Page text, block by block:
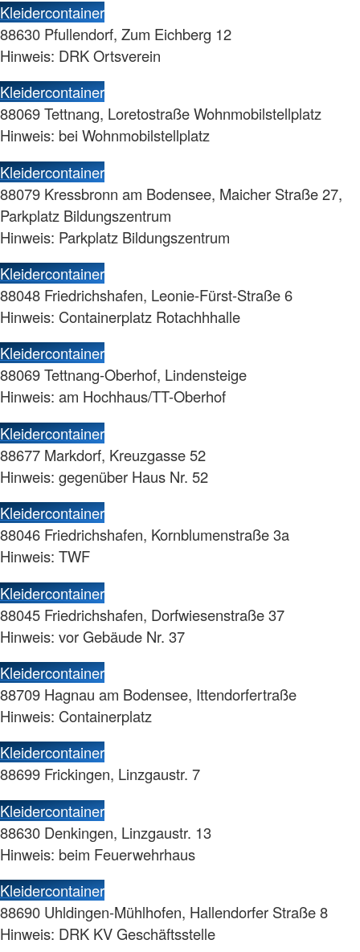
Kleidercontainer
88630 Pfullendorf, Zum Eichberg 12
Hinweis: DRK Ortsverein
Kleidercontainer
88069 Tettnang, Loretostraße Wohnmobilstellplatz
Hinweis: bei Wohnmobilstellplatz
Kleidercontainer
88079 Kressbronn am Bodensee, Maicher Straße 27,
Parkplatz Bildungszentrum
Hinweis: Parkplatz Bildungszentrum
Kleidercontainer
88048 Friedrichshafen, Leonie-Fürst-Straße 6
Hinweis: Containerplatz Rotachhhalle
Kleidercontainer
88069 Tettnang-Oberhof, Lindensteige
Hinweis: am Hochhaus/TT-Oberhof
Kleidercontainer
88677 Markdorf, Kreuzgasse 52
Hinweis: gegenüber Haus Nr. 52
Kleidercontainer
88046 Friedrichshafen, Kornblumenstraße 3a
Hinweis: TWF
Kleidercontainer
88045 Friedrichshafen, Dorfwiesenstraße 37
Hinweis: vor Gebäude Nr. 37
Kleidercontainer
88709 Hagnau am Bodensee, Ittendorfertraße
Hinweis: Containerplatz
Kleidercontainer
88699 Frickingen, Linzgaustr. 7
Kleidercontainer
88630 Denkingen, Linzgaustr. 13
Hinweis: beim Feuerwehrhaus
Kleidercontainer
88690 Uhldingen-Mühlhofen, Hallendorfer Straße 8
Hinweis: DRK KV Geschäftsstelle